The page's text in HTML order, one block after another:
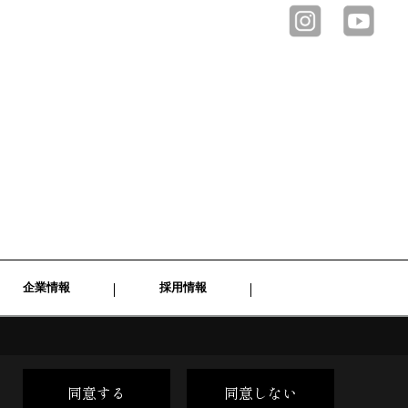
企業情報 採用情報
同意する 同意しない